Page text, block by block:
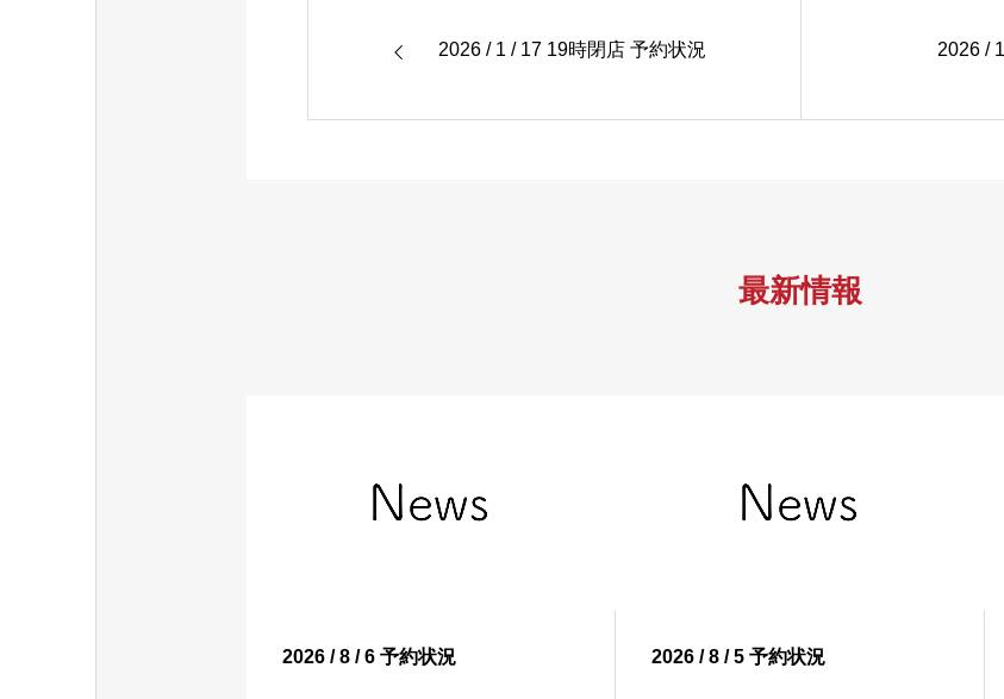
2026 / 1 / 17 19時閉店 予約状況 2026 /
最新情報
2026 / 8 / 6 予約状況 2026 / 8 / 5 予約状況